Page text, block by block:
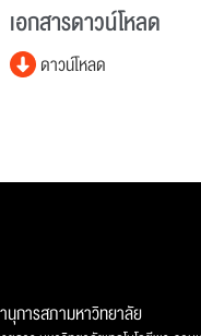
เอกสารดาวน์โหลด
ดาวน์โหลด
นุการสภามหาวิทยาลัย